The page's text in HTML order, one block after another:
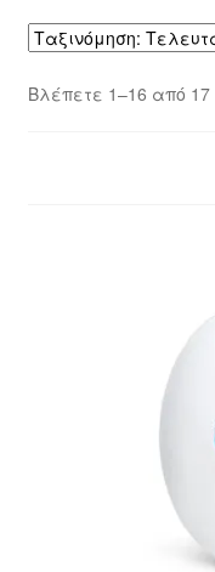
Επικοινωνία
Βλέπετε 1–16 από